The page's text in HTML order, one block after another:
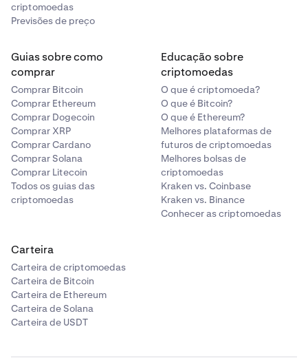
criptomoedas
Previsões de preço
Guias sobre como
comprar
Comprar Bitcoin
Comprar Ethereum
Comprar Dogecoin
Comprar XRP
Comprar Cardano
Comprar Solana
Comprar Litecoin
Todos os guias das
criptomoedas
Educação sobre
criptomoedas
O que é criptomoeda?
O que é Bitcoin?
O que é Ethereum?
Melhores plataformas de
futuros de criptomoedas
Melhores bolsas de
criptomoedas
Kraken vs. Coinbase
Kraken vs. Binance
Conhecer as criptomoedas
Carteira
Carteira de criptomoedas
Carteira de Bitcoin
Carteira de Ethereum
Carteira de Solana
Carteira de USDT